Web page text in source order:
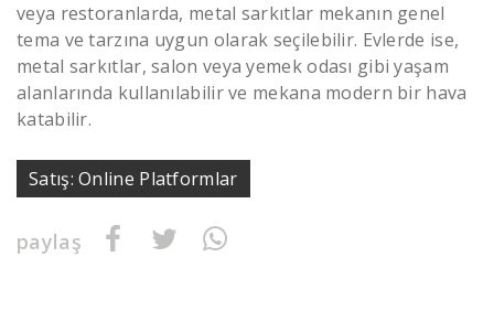
veya restoranlarda, metal sarkıtlar mekanın genel
tema ve tarzına uygun olarak seçilebilir. Evlerde ise,
metal sarkıtlar, salon veya yemek odası gibi yaşam
alanlarında kullanılabilir ve mekana modern bir hava
katabilir.
Satış: Online Platformlar
paylaş